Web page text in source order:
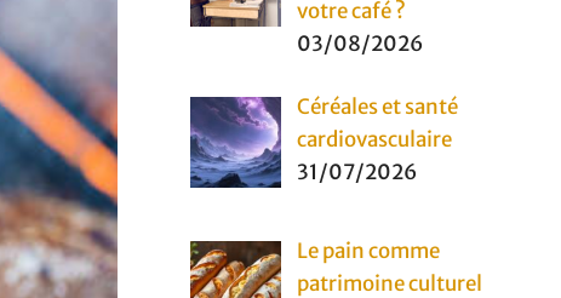
votre café ?
03/08/2026
Céréales et santé
cardiovasculaire
31/07/2026
Le pain comme
patrimoine culturel